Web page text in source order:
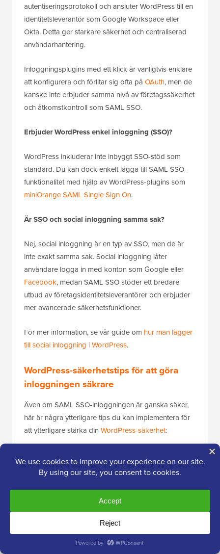
autentiseringsprotokoll och ansluter WordPress till en
identitetsleverantör som Google Workspace eller
Okta. Detta ger starkare säkerhet och centraliserad
användarhantering.
Inloggningsplugins med ett klick är vanligtvis enklare
att konfigurera och förlitar sig ofta på OAuth, men de
kanske inte erbjuder samma nivå av företagssäkerhet
och åtkomstkontroll som SAML SSO.
Erbjuder WordPress enkel inloggning (SSO)?
WordPress inkluderar inte inbyggt SSO-stöd som
standard. Du kan dock enkelt lägga till SAML SSO-
funktionalitet med hjälp av WordPress-plugins som
miniOrange SAML Single Sign On.
Är SSO och social inloggning samma sak?
Nej, social inloggning är en typ av SSO, men de är
inte exakt samma sak. Social inloggning låter
användare logga in med konton som Google eller
Facebook, medan SAML SSO stöder ett bredare
utbud av företagsidentitetsleverantörer och erbjuder
mer avancerade säkerhetsfunktioner.
För mer information, se vår guide om hur man lägger
till social inloggning i WordPress.
WordPress-säkerhetstips för att göra
inloggningen säkrare
Även om SAML SSO-inloggningen är ganska säker,
här är några ytterligare tips du kan implementera för
att ytterligare stärka din WordPress-säkerhet:
WordPress-användare.
extra skyddslager.
förhindra brute-force-attacker.
Håll utkik efter misstänkta inloggningsförsök